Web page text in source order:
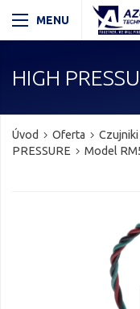
HIGH
Úvod Oferta
PRESSURE
Model